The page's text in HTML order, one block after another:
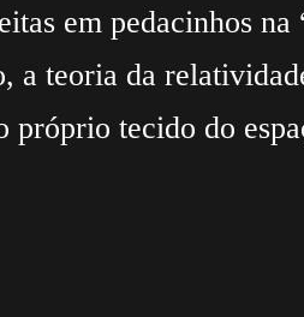
em pedacinhos na
teoria da
próprio tecido do